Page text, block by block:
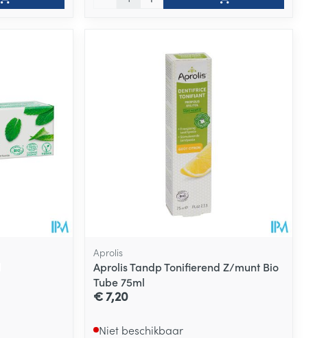
Aprolis
Aprolis Tandp Tonifierend Z/munt Bio
Tube 75ml
€ 7,20
Niet beschikbaar